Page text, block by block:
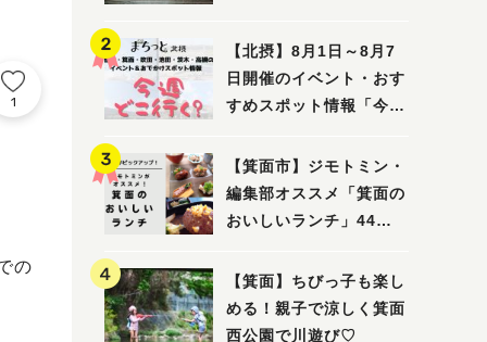
1
の
【北摂】8月1日～8月7
日開催のイベント・おす
すめスポット情報「今週
面・吹田・池田・茨木・
高槻）
【箕面市】ジモトミン・
編集部オススメ「箕面の
おいしいランチ」44
から穴場まで！〜
【箕面】ちびっ子も楽し
める！親子で涼しく箕面
西公園で川遊び♡